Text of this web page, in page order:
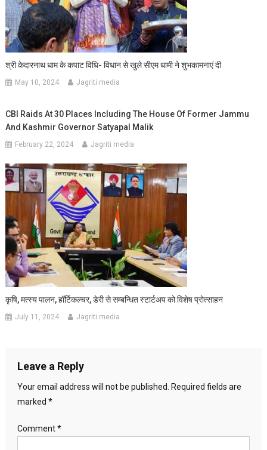
श्री केदारनाथ धाम के कपाट विधि- विधान से खुले सीएम धामी ने शुभकामनाएं दी
May 10, 2024 Jagriti media
CBI Raids At 30 Places Including The House Of Former Jammu
And Kashmir Governor Satyapal Malik
February 22, 2024 Jagriti media
कृषि, मत्स्य पालन, हॉर्टिकल्चर, डेरी से सम्बन्धित स्टार्टअप को विशेष प्रोत्साहन
July 11, 2024 Jagriti media
Leave a Reply
Your email address will not be published. Required fields are
marked *
Comment*